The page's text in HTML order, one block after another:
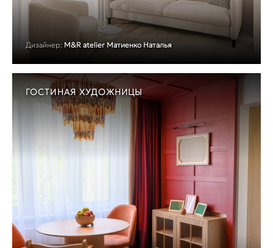
Дизайнер: M&R atelier Матиенко Наталья
ГОСТИНАЯ ХУДОЖНИЦЫ